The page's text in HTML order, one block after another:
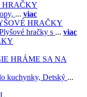
HRAČKY
... viac
HRAČKY
hračky s ... viac
HRÁME SA NA
kuchynky, Detský ...